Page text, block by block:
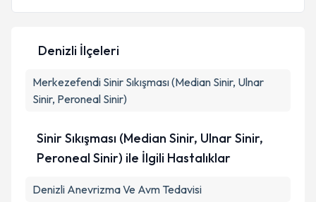
Denizli İlçeleri
Merkezefendi Sinir Sıkışması (Median Sinir, Ulnar
Sinir, Peroneal Sinir)
Sinir Sıkışması (Median Sinir, Ulnar Sinir,
Peroneal Sinir) ile İlgili Hastalıklar
Denizli Anevrizma Ve Avm Tedavisi